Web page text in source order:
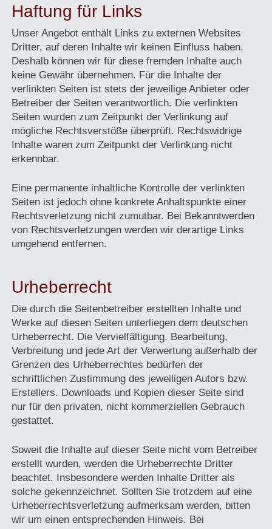
Haftung für Links
Unser Angebot enthält Links zu externen Websites
Dritter, auf deren Inhalte wir keinen Einfluss haben.
Deshalb können wir für diese fremden Inhalte auch
keine Gewähr übernehmen. Für die Inhalte der
verlinkten Seiten ist stets der jeweilige Anbieter oder
Betreiber der Seiten verantwortlich. Die verlinkten
Seiten wurden zum Zeitpunkt der Verlinkung auf
mögliche Rechtsverstöße überprüft. Rechtswidrige
Inhalte waren zum Zeitpunkt der Verlinkung nicht
erkennbar.
Eine permanente inhaltliche Kontrolle der verlinkten
Seiten ist jedoch ohne konkrete Anhaltspunkte einer
Rechtsverletzung nicht zumutbar. Bei Bekanntwerden
von Rechtsverletzungen werden wir derartige Links
umgehend entfernen.
Urheberrecht
Die durch die Seitenbetreiber erstellten Inhalte und
Werke auf diesen Seiten unterliegen dem deutschen
Urheberrecht. Die Vervielfältigung, Bearbeitung,
Verbreitung und jede Art der Verwertung außerhalb der
Grenzen des Urheberrechtes bedürfen der
schriftlichen Zustimmung des jeweiligen Autors bzw.
Erstellers. Downloads und Kopien dieser Seite sind
nur für den privaten, nicht kommerziellen Gebrauch
gestattet.
Soweit die Inhalte auf dieser Seite nicht vom Betreiber
erstellt wurden, werden die Urheberrechte Dritter
beachtet. Insbesondere werden Inhalte Dritter als
solche gekennzeichnet. Sollten Sie trotzdem auf eine
Urheberrechtsverletzung aufmerksam werden, bitten
wir um einen entsprechenden Hinweis. Bei